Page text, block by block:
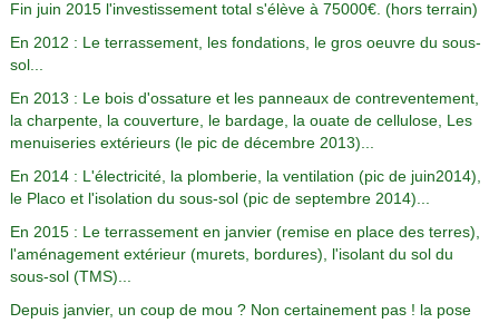
Fin juin 2015 l'investissement total s'élève à 75000€. (hors terrain)
En 2012 : Le terrassement, les fondations, le gros oeuvre du sous-
sol...
En 2013 : Le bois d'ossature et les panneaux de contreventement,
la charpente, la couverture, le bardage, la ouate de cellulose, Les
menuiseries extérieurs (le pic de décembre 2013)...
En 2014 : L'électricité, la plomberie, la ventilation (pic de juin2014),
le Placo et l'isolation du sous-sol (pic de septembre 2014)...
En 2015 : Le terrassement en janvier (remise en place des terres),
l'aménagement extérieur (murets, bordures), l'isolant du sol du
sous-sol (TMS)...
Depuis janvier, un coup de mou ? Non certainement pas ! la pose